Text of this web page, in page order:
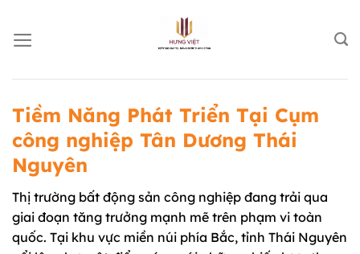
đến
nội
Tiềm Năng Phát Triển Tại Cụm
công nghiệp Tân Dương Thái
Nguyên
Thị trường bất động sản công nghiệp đang trải qua
giai đoạn tăng trưởng mạnh mẽ trên phạm vi toàn
quốc. Tại khu vực miền núi phía Bắc, tỉnh Thái Nguyên